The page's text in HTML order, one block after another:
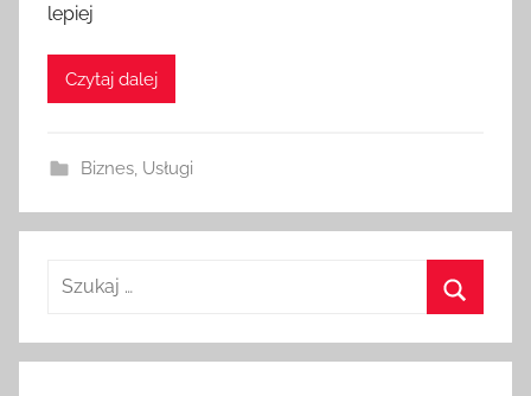
l
o
a
o
a
lepiej
Czytaj dalej
Biznes, Usługi